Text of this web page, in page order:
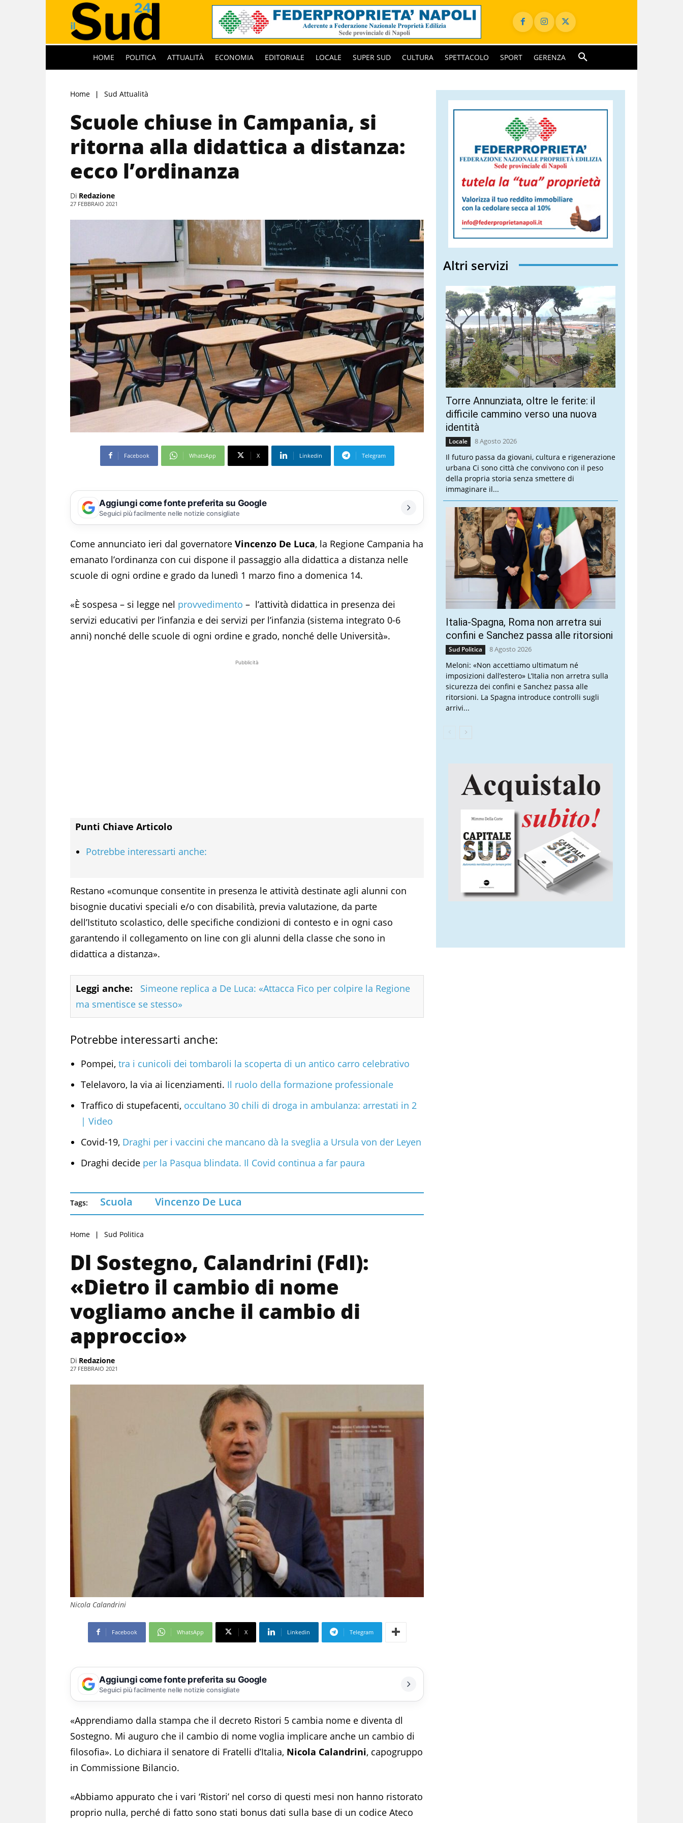
HOME POLITICA ATTUALITÀ ECONOMIA EDITORIALE LOCALE SUPER SUD CULTURA SPETTACOLO SPORT GERENZA
Home Sud Attualità
Scuole chiuse in Campania, si
ritorna alla didattica a distanza:
ecco l’ordinanza
Di Redazione
27 FEBBRAIO 2021
Facebook WhatsApp X Linkedin Telegram
Aggiungi come fonte preferita su Google
Seguici più facilmente nelle notizie consigliate
Come annunciato ieri dal governatore Vincenzo De Luca, la Regione Campania ha
emanato l’ordinanza con cui dispone il passaggio alla didattica a distanza nelle
scuole di ogni ordine e grado da lunedì 1 marzo fino a domenica 14.
«È sospesa – si legge nel provvedimento – l’attività didattica in presenza dei
servizi educativi per l’infanzia e dei servizi per l’infanzia (sistema integrato 0-6
anni) nonché delle scuole di ogni ordine e grado, nonché delle Università».
Pubblicità
Punti Chiave Articolo
Potrebbe interessarti anche:
Restano «comunque consentite in presenza le attività destinate agli alunni con
bisognie ducativi speciali e/o con disabilità, previa valutazione, da parte
dell’Istituto scolastico, delle specifiche condizioni di contesto e in ogni caso
garantendo il collegamento on line con gli alunni della classe che sono in
didattica a distanza».
Leggi anche:
Simeone replica a De Luca: «Attacca Fico per colpire la Regione
ma smentisce se stesso»
Potrebbe interessarti anche:
Pompei, tra i cunicoli dei tombaroli la scoperta di un antico carro celebrativo
Telelavoro, la via ai licenziamenti. Il ruolo della formazione professionale
Traffico di stupefacenti, occultano 30 chili di droga in ambulanza: arrestati in 2
| Video
Covid-19, Draghi per i vaccini che mancano dà la sveglia a Ursula von der Leyen
Draghi decide per la Pasqua blindata. Il Covid continua a far paura
Tags: Scuola Vincenzo De Luca
Home Sud Politica
Dl Sostegno, Calandrini (FdI):
«Dietro il cambio di nome
vogliamo anche il cambio di
approccio»
Di Redazione
27 FEBBRAIO 2021
Nicola Calandrini
Facebook WhatsApp X Linkedin Telegram
Aggiungi come fonte preferita su Google
Seguici più facilmente nelle notizie consigliate
«Apprendiamo dalla stampa che il decreto Ristori 5 cambia nome e diventa dl
Sostegno. Mi auguro che il cambio di nome voglia implicare anche un cambio di
filosofia». Lo dichiara il senatore di Fratelli d’Italia, Nicola Calandrini, capogruppo
in Commissione Bilancio.
«Abbiamo appurato che i vari ‘Ristori’ nel corso di questi mesi non hanno ristorato
proprio nulla, perché di fatto sono stati bonus dati sulla base di un codice Ateco
Altri servizi
Torre Annunziata, oltre le ferite: il
difficile cammino verso una nuova
identità
Locale 8 Agosto 2026
Il futuro passa da giovani, cultura e rigenerazione
urbana Ci sono città che convivono con il peso
della propria storia senza smettere di
immaginare il...
Italia-Spagna, Roma non arretra sui
confini e Sanchez passa alle ritorsioni
Sud Politica 8 Agosto 2026
Meloni: «Non accettiamo ultimatum né
imposizioni dall’estero» L’Italia non arretra sulla
sicurezza dei confini e Sanchez passa alle
ritorsioni. La Spagna introduce controlli sugli
arrivi...